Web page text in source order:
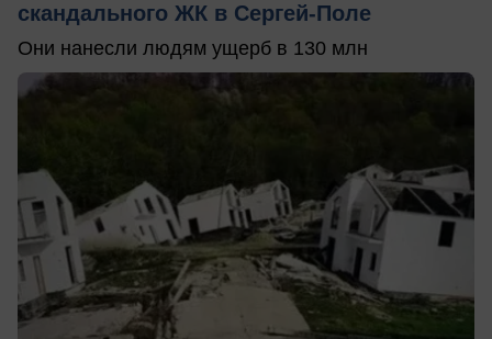
скандального ЖК в Сергей-Поле
Они нанесли людям ущерб в 130 млн